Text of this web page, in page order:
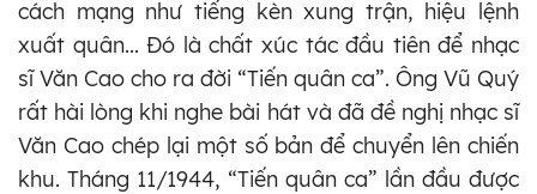
cách mạng như tiếng kèn xung trận, hiệu lệnh
xuất quân... Đó là chất xúc tác đầu tiên để nhạc
sĩ Văn Cao cho ra đời “Tiến quân ca”. Ông Vũ Quý
rất hài lòng khi nghe bài hát và đã đề nghị nhạc sĩ
Văn Cao chép lại một số bản để chuyển lên chiến
khu. Tháng 11/1944, “Tiến quân ca” lần đầu được